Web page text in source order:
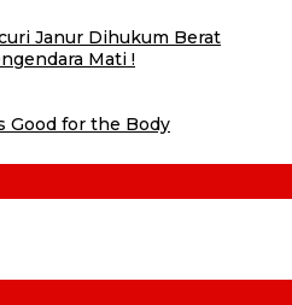
Janur Dihukum Berat
Mati !
Good for the Body